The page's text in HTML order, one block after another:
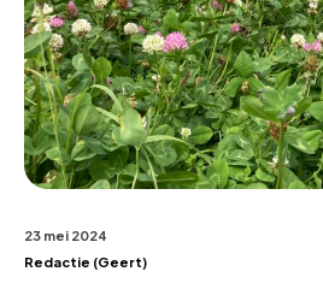
23 mei 2024
Redactie (Geert)